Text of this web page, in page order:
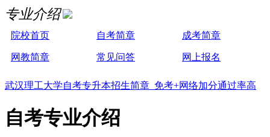
专业介绍
院校首页 自考简章 成考简章
网教简章 常见问答 网上报名
武汉理工大学自考专升本招生简章 免考+网络加分通过率高
自考专业介绍